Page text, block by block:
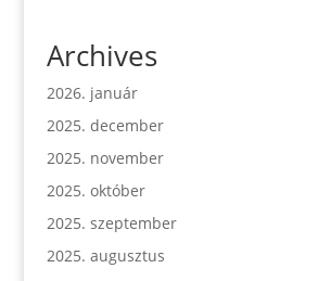
Archives
2026. január
2025. december
2025. november
2025. október
2025. szeptember
2025. augusztus